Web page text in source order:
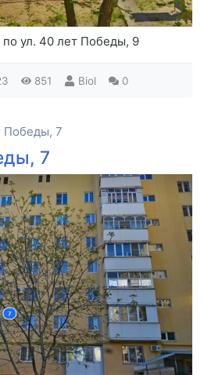
ул. 40 лет Победы, 9
851 Biol 0
Победы, 7
7